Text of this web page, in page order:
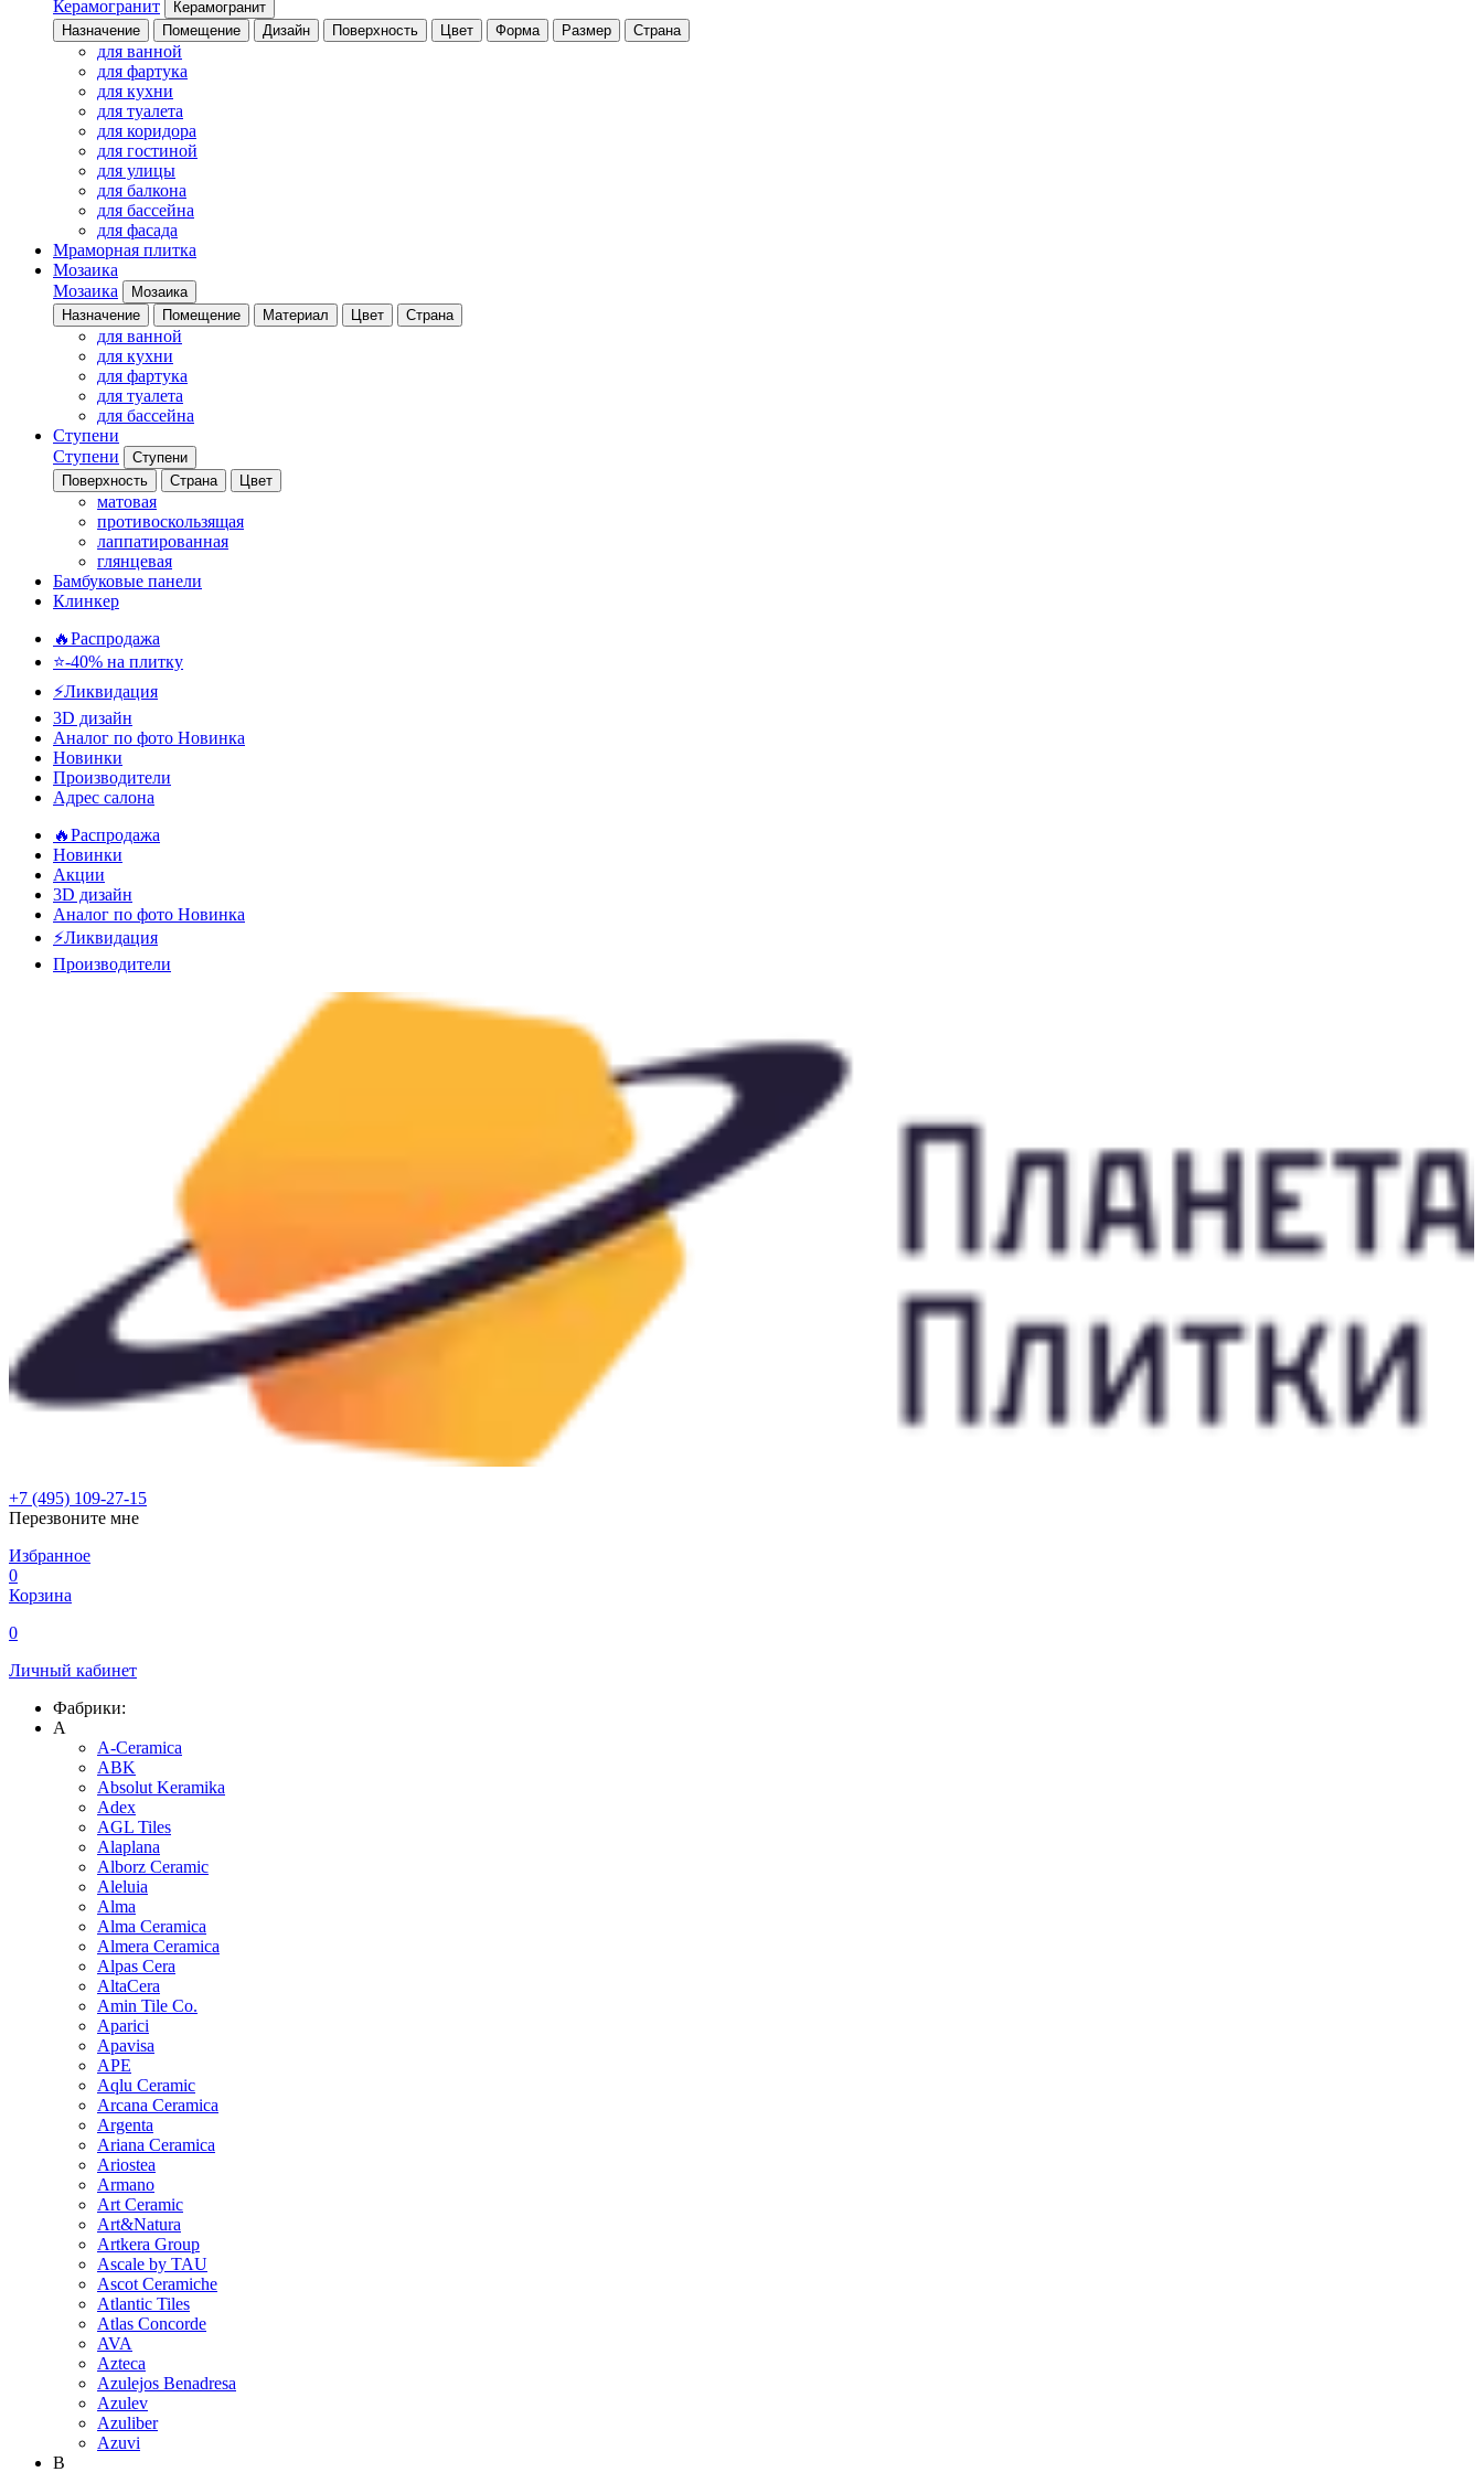
Керамогранит
Керамогранит
Назначение
Помещение Дизайн Поверхность Цвет Форма Размер Страна
для ванной
для фартука
для кухни
для туалета
для коридора
для гостиной
для улицы
для балкона
для бассейна
для фасада
Мраморная плитка
Мозаика
Мозаика
Мозаика
Назначение
Помещение Материал Цвет Страна
для ванной
для кухни
для фартука
для туалета
для бассейна
Ступени
Ступени
Ступени
Поверхность
Страна Цвет
матовая
противоскользящая
лаппатированная
глянцевая
Бамбуковые панели
Клинкер
🔥Распродажа
⭐-40% на плитку
⚡️Ликвидация
3D дизайн
Аналог по фото Новинка
Новинки
Производители
Адрес салона
🔥Распродажа
Новинки
Акции
3D дизайн
Аналог по фото Новинка
⚡Ликвидация
Производители
+7 (495) 109-27-15
Перезвоните мне
Избранное
0
Корзина
0
Личный кабинет
Фабрики:
A
A-Ceramica
ABK
Absolut Keramika
Adex
AGL Tiles
Alaplana
Alborz Ceramic
Aleluia
Alma
Alma Ceramica
Almera Ceramica
Alpas Cera
AltaCera
Amin Tile Co.
Aparici
Apavisa
APE
Aqlu Ceramic
Arcana Ceramica
Argenta
Ariana Ceramica
Ariostea
Armano
Art Ceramic
Art&Natura
Artkera Group
Ascale by TAU
Ascot Ceramiche
Atlantic Tiles
Atlas Concorde
AVA
Azteca
Azulejos Benadresa
Azulev
Azuliber
Azuvi
B